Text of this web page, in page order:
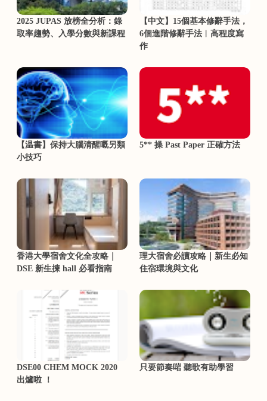
2025 JUPAS 放榜全分析：錄
取率趨勢、入學分數與新課程
【中文】15個基本修辭手法，
6個進階修辭手法︳高程度寫
作
【温書】保持大腦清醒嘅另類
小技巧
5** 操 Past Paper 正確方法
香港大學宿舍文化全攻略｜
DSE 新生揀 hall 必看指南
理大宿舍必讀攻略｜新生必知
住宿環境與文化
DSE00 CHEM MOCK 2020
出爐啦 ！
只要節奏啱 聽歌有助學習